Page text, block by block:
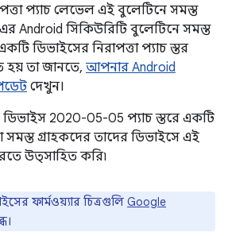
প্যাচ লেভেল এই বুলেটিনে সমস্ত
Android সিকিউরিটি বুলেটিনে সমস্ত
ডিভাইসের নিরাপত্তা প্যাচ স্তর
হয় তা জানতে, আপনার Android
দেখুন।
ডিভাইস 2020-05-05 প্যাচ স্তরে একটি
গ্রাহকদের তাদের ডিভাইসে এই
উত্সাহিত করি৷
ফার্মওয়্যার চিত্রগুলি Google